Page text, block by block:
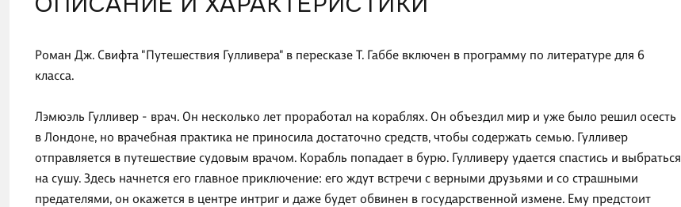
Роман Дж. Свифта "Путешествия Гулливера" в пересказе Т. Габбе включен в программу по литературе для 6
класса.
Лэмюэль Гулливер - врач. Он несколько лет проработал на кораблях. Он объездил мир и уже было решил осесть
в Лондоне, но врачебная практика не приносила достаточно средств, чтобы содержать семью. Гулливер
отправляется в путешествие судовым врачом. Корабль попадает в бурю. Гулливеру удается спастись и выбраться
на сушу. Здесь начнется его главное приключение: его ждут встречи с верными друзьями и со страшными
предателями, он окажется в центре интриг и даже будет обвинен в государственной измене. Ему предстоит